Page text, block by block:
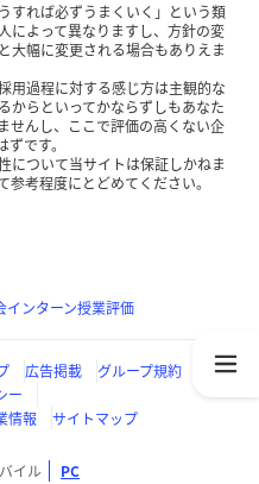
すれば必ずうまくいく」という類
によって異なりますし、方針の変
大幅に変更される場合もありえま
用過程に対する感じ方は主観的な
からといってかならずしもあなた
せんし、ここで評価の高くない企
です。
について当サイトは保証しかねま
考程度にとどめてください。
インターン授業評価
広告掲載
グループ規約
ー
情報 サイトマップ
イル PC